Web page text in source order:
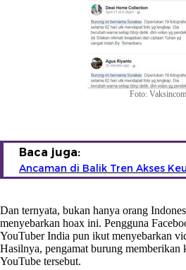
Foto: Vaksincom
Baca juga:
Ancaman di Balik Tren Akses
Dan ternyata, bukan hanya orang
menyebarkan hoax ini. Pengguna
YouTuber India pun ikut menyebarkan
Hasilnya, pengamat burung memberikan
YouTube tersebut.